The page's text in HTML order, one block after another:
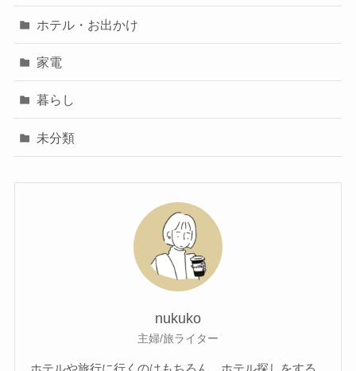
ホテル・お出かけ
家電
暮らし
未分類
nukuko
主婦/旅ライター
ホテルや旅行に行くのはもちろん、ホテル探しをする